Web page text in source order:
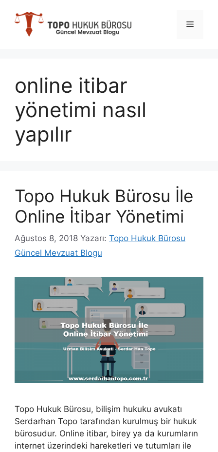
Menü
online itibar
yönetimi nasıl
yapılır
Topo Hukuk Bürosu İle
Online İtibar Yönetimi
Ağustos 8, 2018 Yazarı: Topo Hukuk Bürosu
Güncel Mevzuat Blogu
Topo Hukuk Bürosu, bilişim hukuku avukatı
Serdarhan Topo tarafından kurulmuş bir hukuk
bürosudur. Online itibar, birey ya da kurumların
internet üzerindeki hareketleri ve tutumları ile